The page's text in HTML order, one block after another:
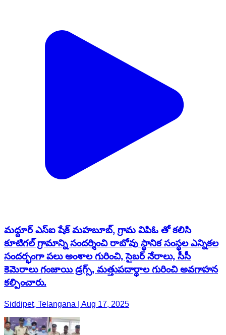
మద్దూర్ ఎస్ఐ షేక్ మహబూబ్, గ్రామ విపిఓ తో కలిసి
కూటిగల్ గ్రామాన్ని సందర్శించి రాబోవు స్థానిక సంస్థల ఎన్నికల
సందర్భంగా పలు అంశాల గురించి, సైబర్ నేరాలు, సీసీ
కెమెరాలు గంజాయి డ్రగ్స్, మత్తుపదార్థాల గురించి అవగాహన
కల్పించారు.
Siddipet, Telangana | Aug 17, 2025